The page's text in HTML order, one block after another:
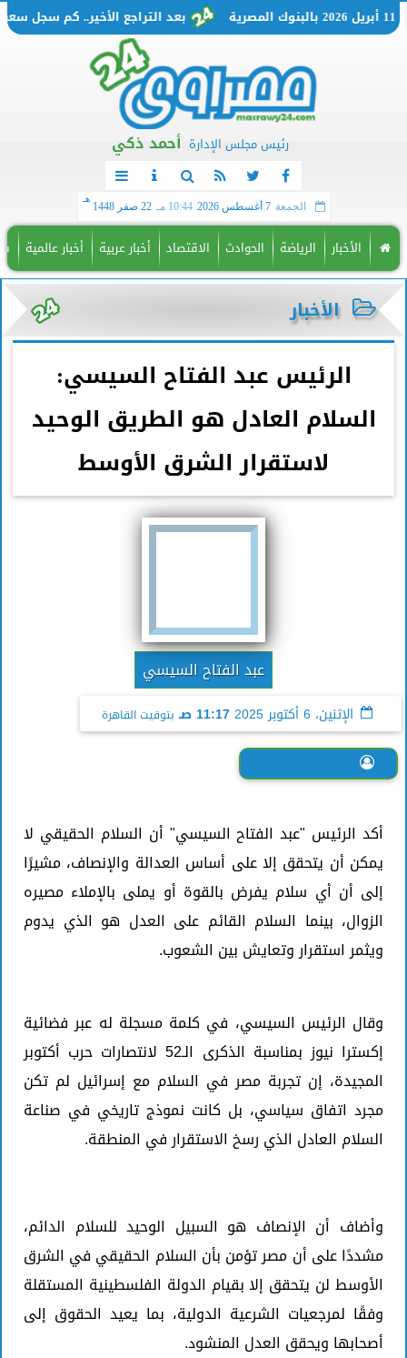
بعد التراجع الأخير.. كم سجل سعر الدولار اليوم السبت 11
رئيس مجلس الإدارة أحمد ذكي
الجمعة 7 أغسطس 2026 10:44 مـ 22 صفر 1448
هـ
الأخبار الرياضة الحوادث الاقتصاد أخبار عربية أخبار عالمية
الأخبار
الرئيس عبد الفتاح السيسي:
السلام العادل هو الطريق الوحيد
لاستقرار الشرق الأوسط
عبد الفتاح السيسي
الإثنين، 6 أكتوبر 2025 11:17 صـ بتوقيت القاهرة
أكد الرئيس "عبد الفتاح السيسي" أن السلام الحقيقي لا
يمكن أن يتحقق إلا على أساس العدالة والإنصاف، مشيرًا
إلى أن أي سلام يفرض بالقوة أو يملى بالإملاء مصيره
الزوال، بينما السلام القائم على العدل هو الذي يدوم
ويثمر استقرار وتعايش بين الشعوب.
وقال الرئيس السيسي، في كلمة مسجلة له عبر فضائية
إكسترا نيوز بمناسبة الذكرى الـ52 لانتصارات حرب أكتوبر
المجيدة، إن تجربة مصر في السلام مع إسرائيل لم تكن
مجرد اتفاق سياسي، بل كانت نموذج تاريخي في صناعة
السلام العادل الذي رسخ الاستقرار في المنطقة.
وأضاف أن الإنصاف هو السبيل الوحيد للسلام الدائم،
مشددًا على أن مصر تؤمن بأن السلام الحقيقي في الشرق
الأوسط لن يتحقق إلا بقيام الدولة الفلسطينية المستقلة
وفقًا لمرجعيات الشرعية الدولية، بما يعيد الحقوق إلى
أصحابها ويحقق العدل المنشود.